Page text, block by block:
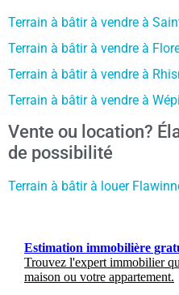
Terrain à bâtir à vendre à
Terrain à bâtir à vendre à
Terrain à bâtir à vendre à
Terrain à bâtir à vendre à
Vente ou location?
de possibilité
Terrain à bâtir à louer